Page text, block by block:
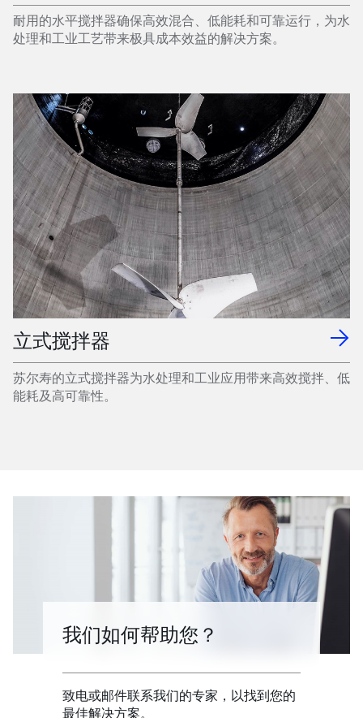
耐用的水平搅拌器确保高效混合、低能耗和可靠运行，为水
处理和工业工艺带来极具成本效益的解决方案。
立式搅拌器
苏尔寿的立式搅拌器为水处理和工业应用带来高效搅拌、低
能耗及高可靠性。
我们如何帮助您？
致电或邮件联系我们的专家，以找到您的
最佳解决方案。